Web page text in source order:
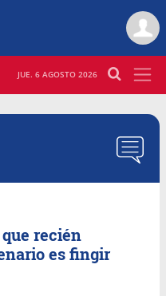
JUE. 6 AGOSTO 2026
recién
es fingir